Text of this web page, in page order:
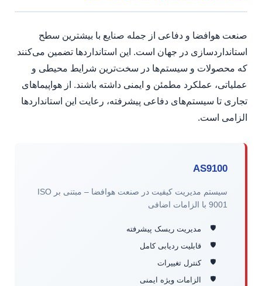
صنعت هوافضا و دفاعی از جمله صنایع با بیشترین سطح
استانداردسازی در جهان است. این استانداردها تضمین می‌کنند
که محصولات و سیستم‌ها در سخت‌ترین شرایط محیطی و
عملیاتی، عملکرد مطمئن و ایمنی داشته باشند. از هواپیماهای
تجاری تا سیستم‌های دفاعی پیشرفته، رعایت این استانداردها
الزامی است.
AS9100
سیستم مدیریت کیفیت در صنعت هوافضا – مبتنی بر ISO
9001 با الزامات اضافی
مدیریت ریسک پیشرفته
قابلیت ردیابی کامل
کنترل تغییرات
الزامات ویژه ایمنی